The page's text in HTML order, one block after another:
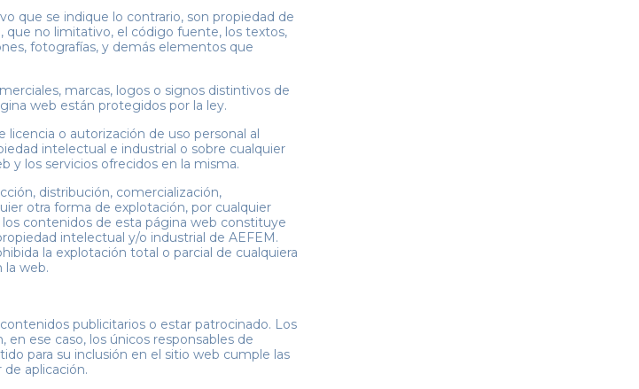
que se indique lo contrario, son propiedad de
que no limitativo, el código fuente, los textos,
fotografías, y demás elementos que
marcas, logos o signos distintivos de
web están protegidos por la ley.
o autorización de uso personal al
intelectual e industrial o sobre cualquier
y los servicios ofrecidos en la misma.
distribución, comercialización,
otra forma de explotación, por cualquier
contenidos de esta página web constituye
intelectual y/o industrial de AEFEM.
la explotación total o parcial de cualquiera
la web.
publicitarios o estar patrocinado. Los
en ese caso, los únicos responsables de
para su inclusión en el sitio web cumple las
aplicación.